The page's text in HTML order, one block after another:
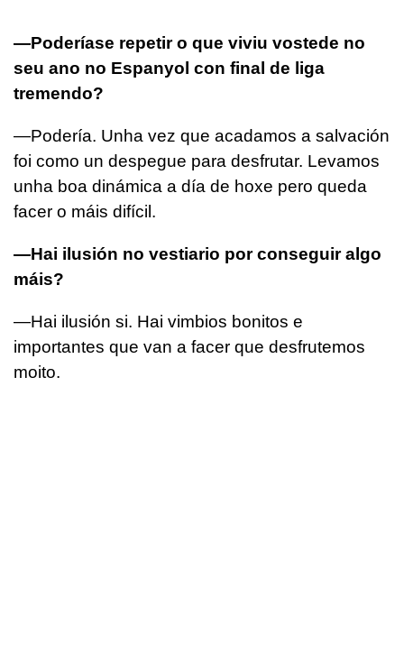
—Poderíase repetir o que viviu vostede no
seu ano no Espanyol con final de liga
tremendo?
—Podería. Unha vez que acadamos a salvación
foi como un despegue para desfrutar. Levamos
unha boa dinámica a día de hoxe pero queda
facer o máis difícil.
—Hai ilusión no vestiario por conseguir algo
máis?
—Hai ilusión si. Hai vimbios bonitos e
importantes que van a facer que desfrutemos
moito.